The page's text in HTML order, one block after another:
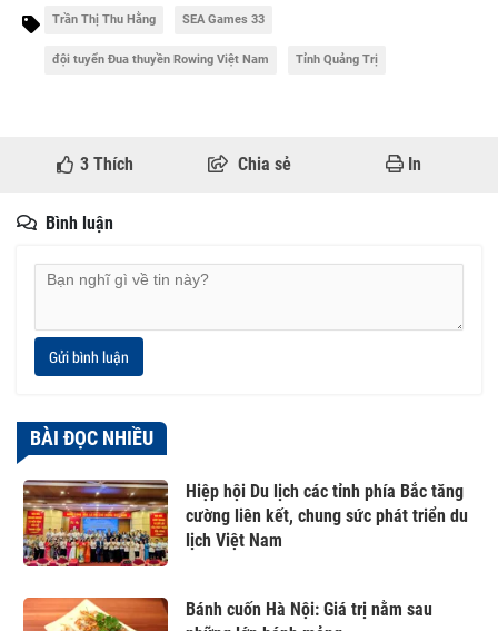
Trần Thị Thu Hằng SEA Games 33
đội tuyển Đua thuyền Rowing Việt Nam Tỉnh Quảng Trị
3Thích Chia sẻ In
Bình luận
Gửi bình luận
BÀI ĐỌC NHIỀU
Hiệp hội Du lịch các tỉnh phía Bắc tăng
cường liên kết, chung sức phát triển du
lịch Việt Nam
Bánh cuốn Hà Nội: Giá trị nằm sau